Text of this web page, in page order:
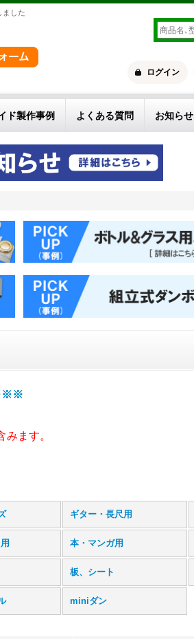
ました
ログイン
ド製作事例 よくある質問 お知らせ
※※※
ます。
ギター・長尺用
本・マンガ用
板、シート
miniダン